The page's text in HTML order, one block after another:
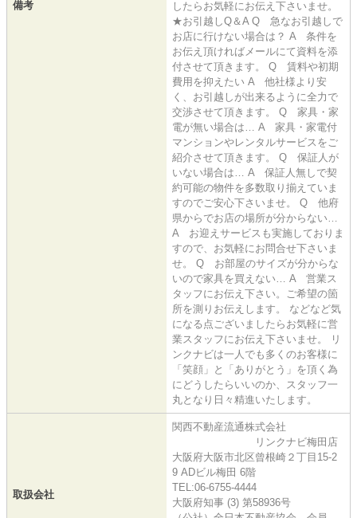
備考
したらお気軽にお伝え下さいませ。
★お引越しQ＆A Q 急なお引越しで
お店に行けない場合は？ A 条件を
お伝え頂ければメールにて資料を添
付させて頂きます。 Q 賃料や初期
費用を抑えたい A 他社様より安
く、お引越しが出来るように全力で
交渉させて頂きます。 Q 家具・家
電が無い場合は… A 家具・家電付
マンションやレンタルサービスをご
紹介させて頂きます。 Q 保証人が
いない場合は… A 保証人無しで契
約可能の物件を多数取り揃えていま
すのでご安心下さいませ。 Q 他府
県からでお店の場所が分からない…
A お迎えサービスも実施しておりま
すので、お気軽にお問合せ下さいま
せ。 Q お部屋のサイズが分からな
いので家具を買えない… A 営業ス
タッフにお伝え下さい。ご希望の箇
所を測りお伝えします。 などなど気
になる点ございましたらお気軽に営
業スタッフにお伝え下さいませ。 リ
ンクナビは一人でも多くのお客様に
「笑顔」と「ありがとう」を頂く為
にどうしたらいいのか、スタッフ一
丸となり日々精進いたします。
取扱会社
関西不動産流通株式会社
リンクナビ梅田店
大阪府大阪市北区曾根崎２丁目15-2
9 ADビル梅田 6階
TEL:06-6755-4444
大阪府知事 (3) 第58936号